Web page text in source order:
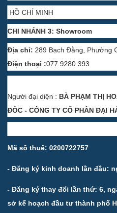
HỒ CHÍ MINH
CHI NHÁNH 3: Showroom
Địa chỉ: 289 Bạch Đằng, Phường
Điện thoại :077 9280 393
Người đại diện : BÀ PHẠM THỊ
ĐỐC - CÔNG TY CỔ PHẦN ĐẠI
Mã số thuế: 0200722757
- Đăng ký kinh doanh lần đầu:
- Đăng ký thay đổi lần thứ: 6,
sở kế hoạch đầu tư thành phố